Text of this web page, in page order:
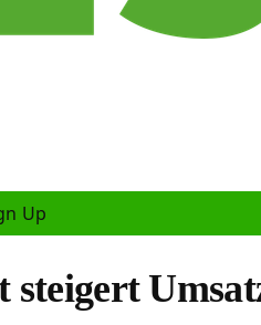
Up
steigert